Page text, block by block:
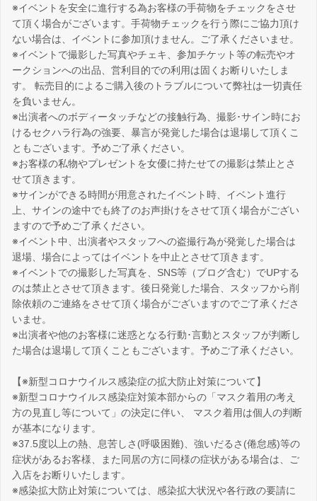
※イベントを安全に進行する為お客様の手荷物をチェックをさせ
て頂く場合がございます。手荷物チェックを行う際にご協力頂け
ない場合は、イベントに参加頂けません。ご了承くださいませ。
※イベントで撮影した写真やチェキ、参加チケット等の転売やオ
ークションへの出品、営利目的での利用は固くお断りいたしま
す。 転売目的によるご購入後のトラブルについて弊社は一切責任
を負いません。
※出演者へのボディータッチなどの接触行為、撮影･サイン時にお
けるセクハラ行為の強要、暴言が発覚した場合は退場して頂くこ
ともございます。予めご了承ください。
※お客様の私物やプレゼントを女優に持たせての撮影は禁止とさ
せて頂きます。
※サインができる時間が用意されたイベント時、イベント進行
上、サインの途中でも終了のお声掛けをさせて頂く場合がござい
ますので予めご了承ください。
※イベント中、出演者やスタッフへの盗撮行為が発覚した場合は
退場、場合によってはイベントを中止とさせて頂きます。
※イベントでの撮影した写真を、SNS等（ブログ含む）でUPする
のは禁止とさせて頂きます。後日発覚した場合、スタッフから削
除依頼のご連絡をさせて頂く場合がございますのでご了承くださ
いませ。
※出演者や他のお客様に迷惑となる行動･言動とスタッフが判断し
た場合は退場して頂くこともございます。予めご了承ください。
【※新型コロナウイルス感染症の拡大防止対策について】
※新型コロナウイルス感染症対策本部からの「マスク着用の考え
方の見直し等について」の決定に伴い、 マスク着用は個人の判断
が基本になります。
※37.5度以上の熱、息苦しさ(呼吸困難)、強いだるさ(倦怠感)等の
症状があるお客様、また同居の方に同様の症状がある場合は、ご
入店をお断りいたします。
※感染拡大防止対策については、感染拡大状況や各行政の要請に